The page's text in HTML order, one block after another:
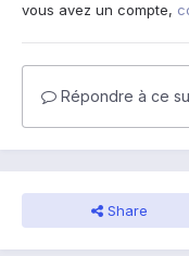
vous avez un compte,
Répondre à ce
Share